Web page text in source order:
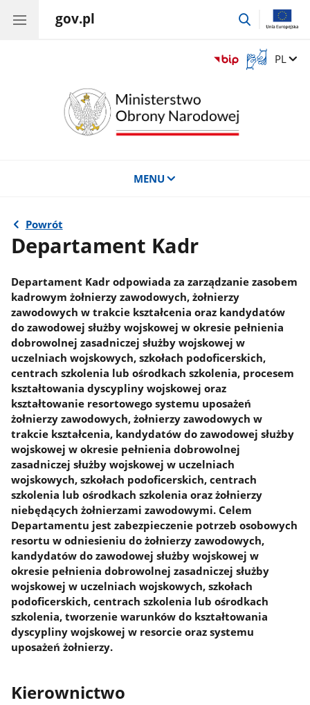
gov.pl
przejdź
Otwórz
okno
Zmień
PL
MENU
Powrót
Departament Kadr
Departament Kadr odpowiada za zarządzanie zasobem
kadrowym żołnierzy zawodowych, żołnierzy
zawodowych w trakcie kształcenia oraz kandydatów
do zawodowej służby wojskowej w okresie pełnienia
dobrowolnej zasadniczej służby wojskowej w
uczelniach wojskowych, szkołach podoficerskich,
centrach szkolenia lub ośrodkach szkolenia, procesem
kształtowania dyscypliny wojskowej oraz
kształtowanie resortowego systemu uposażeń
żołnierzy zawodowych, żołnierzy zawodowych w
trakcie kształcenia, kandydatów do zawodowej służby
wojskowej w okresie pełnienia dobrowolnej
zasadniczej służby wojskowej w uczelniach
wojskowych, szkołach podoficerskich, centrach
szkolenia lub ośrodkach szkolenia oraz żołnierzy
niebędących żołnierzami zawodowymi. Celem
Departamentu jest zabezpieczenie potrzeb osobowych
resortu w odniesieniu do żołnierzy zawodowych,
kandydatów do zawodowej służby wojskowej w
okresie pełnienia dobrowolnej zasadniczej służby
wojskowej w uczelniach wojskowych, szkołach
podoficerskich, centrach szkolenia lub ośrodkach
szkolenia, tworzenie warunków do kształtowania
dyscypliny wojskowej w resorcie oraz systemu
uposażeń żołnierzy.
Kierownictwo